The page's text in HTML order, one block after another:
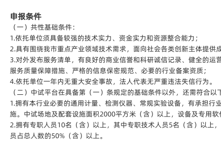
申报条件
（一）共性基础条件：
1.依托单位须具备较强的技术实力、资金实力和资源整合能力；
2.具有围绕我市重点产业领域技术需求，面向社会各类创新主体提供
3.对外发布服务清单，有良好的商业信誉和科研诚信记录、健全的
服务质量保障措施、严格的信息保密规范、必要的行业备案资质；
4.依托单位一年内无重大安全事故，法人代表无严重违法失信行为。
（二）中试平台在具备第（一）条规定的基础条件以外，还需符合以
1.拥有本行业必要的通用计量、检测仪器、常规实验设备，有承担
施。中试场地及配套设施面积2000平方米（含）以上，设备及专用
2.拥有专职人员10名（含）以上，其中专职技术人员5名（含）以上
员占总人数的50%（含）以上。